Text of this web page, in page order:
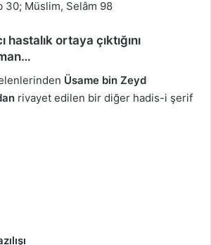
30; Müslim, Selâm 98
hastalık ortaya çıktığını
Üsame bin Zeyd
rivayet edilen bir diğer hadis-i şerif